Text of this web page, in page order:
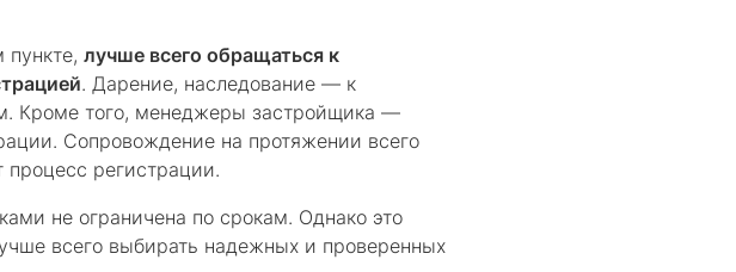
пункте, лучше всего обращаться к
. Дарение, наследование — к
Кроме того, менеджеры застройщика —
Сопровождение на протяжении всего
процесс регистрации.
не ограничена по срокам. Однако это
всего выбирать надежных и проверенных